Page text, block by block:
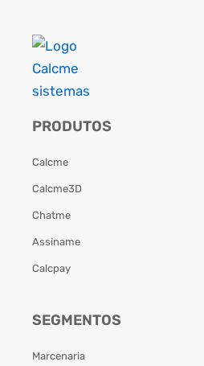
PRODUTOS
Calcme
Calcme3D
Chatme
Assiname
Calcpay
SEGMENTOS
Marcenaria